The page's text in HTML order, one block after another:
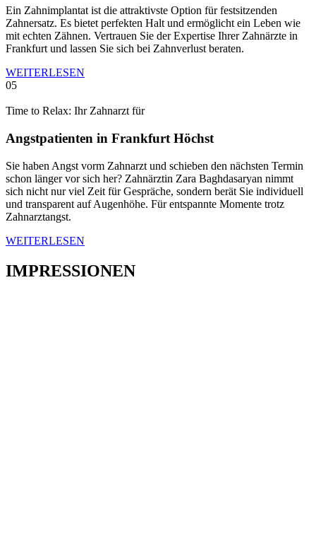
Ein Zahnimplantat ist die attraktivste Option für festsitzenden
Zahnersatz. Es bietet perfekten Halt und ermöglicht ein Leben wie
mit echten Zähnen. Vertrauen Sie der Expertise Ihrer Zahnärzte in
Frankfurt und lassen Sie sich bei Zahnverlust beraten.
WEITERLESEN
05
Time to Relax: Ihr Zahnarzt für
Angstpatienten in Frankfurt Höchst
Sie haben Angst vorm Zahnarzt und schieben den nächsten Termin
schon länger vor sich her? Zahnärztin Zara Baghdasaryan nimmt
sich nicht nur viel Zeit für Gespräche, sondern berät Sie individuell
und transparent auf Augenhöhe. Für entspannte Momente trotz
Zahnarztangst.
WEITERLESEN
IMPRESSIONEN